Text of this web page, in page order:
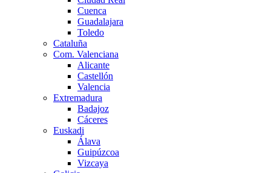
Cuenca
Guadalajara
Toledo
Cataluña
Com. Valenciana
Alicante
Castellón
Valencia
Extremadura
Badajoz
Cáceres
Euskadi
Álava
Guipúzcoa
Vizcaya